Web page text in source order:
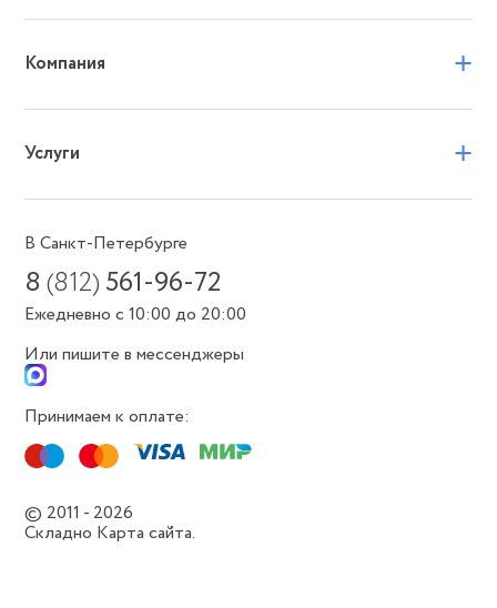
Компания +
Услуги +
В Санкт-Петербурге
8(812) 561-96-72
Ежедневно с 10:00 до 20:00
Или пишите в мессенджеры
Принимаем к оплате:
© 2011 - 2026
Складно Карта сайта.